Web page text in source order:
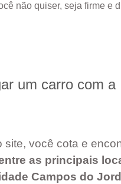
não quiser, seja firme e
um carro com a
site, você cota e
as principais
Campos do